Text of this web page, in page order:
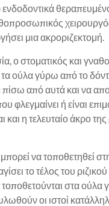
μια ακροριζεκτομή.
ο στοματικός και
ούλα γύρω από το
πίσω από αυτά και να
φλεγμαίνει ή είναι
η τελευταίο άκρο της
να τοποθετηθεί
το τέλος του
στα ούλα
οι ιστοί